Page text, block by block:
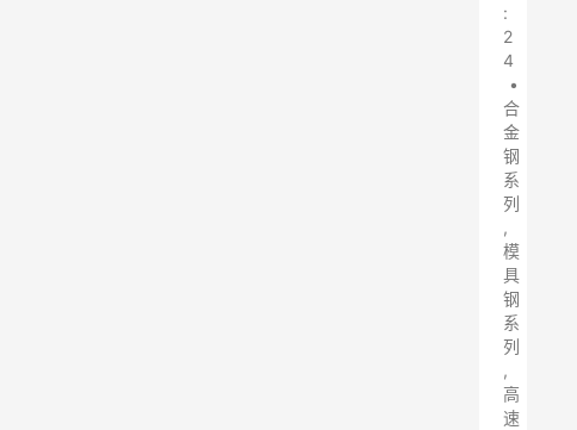
:
2
4
•
合
金
钢
系
列
,
模
具
钢
系
列
,
高
速